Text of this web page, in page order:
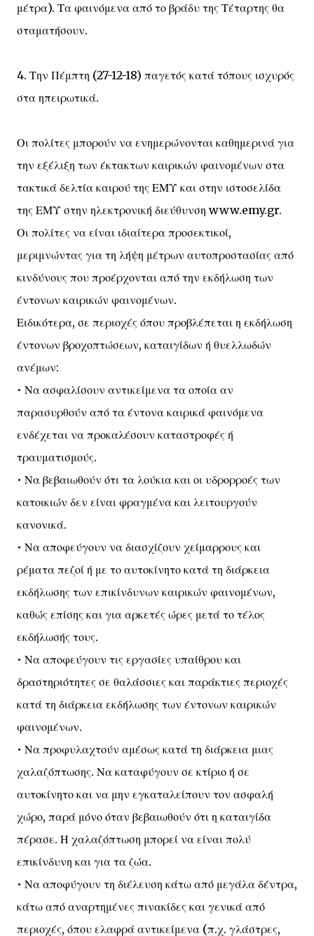
μέτρα). Τα φαινόμενα από το βράδυ της Τέταρτης θα
σταματήσουν.
4. Την Πέμπτη (27-12-18) παγετός κατά τόπους ισχυρός
στα ηπειρωτικά.
Οι πολίτες μπορούν να ενημερώνονται καθημερινά για
την εξέλιξη των έκτακτων καιρικών φαινομένων στα
τακτικά δελτία καιρού της ΕΜΥ και στην ιστοσελίδα
της ΕΜΥ στην ηλεκτρονική διεύθυνση www.emy.gr.
Οι πολίτες να είναι ιδιαίτερα προσεκτικοί,
μεριμνώντας για τη λήψη μέτρων αυτοπροστασίας από
κινδύνους που προέρχονται από την εκδήλωση των
έντονων καιρικών φαινομένων.
Ειδικότερα, σε περιοχές όπου προβλέπεται η εκδήλωση
έντονων βροχοπτώσεων, καταιγίδων ή θυελλωδών
ανέμων:
• Να ασφαλίσουν αντικείμενα τα οποία αν
παρασυρθούν από τα έντονα καιρικά φαινόμενα
ενδέχεται να προκαλέσουν καταστροφές ή
τραυματισμούς.
• Να βεβαιωθούν ότι τα λούκια και οι υδρορροές των
κατοικιών δεν είναι φραγμένα και λειτουργούν
κανονικά.
• Να αποφεύγουν να διασχίζουν χείμαρρους και
ρέματα πεζοί ή με το αυτοκίνητο κατά τη διάρκεια
εκδήλωσης των επικίνδυνων καιρικών φαινομένων,
καθώς επίσης και για αρκετές ώρες μετά το τέλος
εκδήλωσής τους.
• Να αποφεύγουν τις εργασίες υπαίθρου και
δραστηριότητες σε θαλάσσιες και παράκτιες περιοχές
κατά τη διάρκεια εκδήλωσης των έντονων καιρικών
φαινομένων.
• Να προφυλαχτούν αμέσως κατά τη διάρκεια μιας
χαλαζόπτωσης. Να καταφύγουν σε κτίριο ή σε
αυτοκίνητο και να μην εγκαταλείπουν τον ασφαλή
χώρο, παρά μόνο όταν βεβαιωθούν ότι η καταιγίδα
πέρασε. Η χαλαζόπτωση μπορεί να είναι πολύ
επικίνδυνη και για τα ζώα.
• Να αποφύγουν τη διέλευση κάτω από μεγάλα δέντρα,
κάτω από αναρτημένες πινακίδες και γενικά από
περιοχές, όπου ελαφρά αντικείμενα (π.χ. γλάστρες,